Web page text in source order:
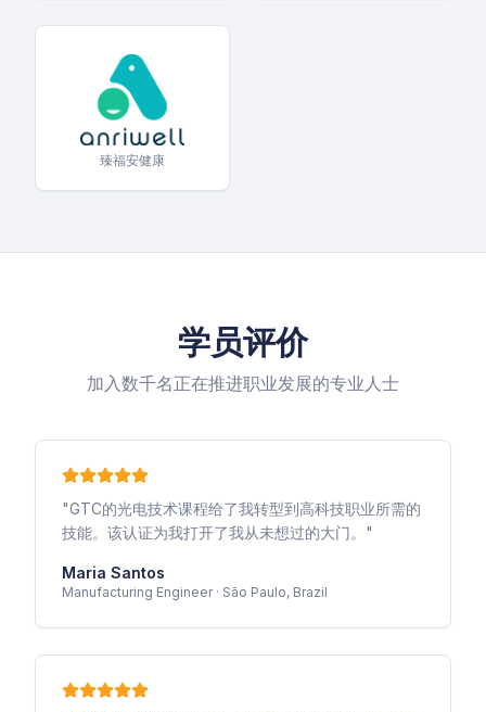
臻福安健康
学员评价
加入数千名正在推进职业发展的专业人士
"GTC的光电技术课程给了我转型到高科技职业所需的
技能。该认证为我打开了我从未想过的大门。 "
Maria Santos
Manufacturing Engineer· São Paulo, Brazil